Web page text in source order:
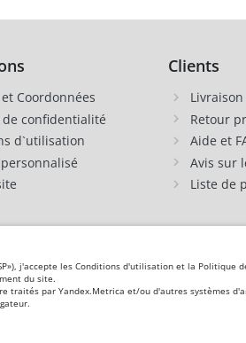
Coordonnées
confidentialité
d`utilisation
Clients
Retour
Aide et
Avis sur
Liste de
Marin, Slovénie, Îles Féroé, Finlande,France,
traiter, guérir ou prévenir une maladie. Les
j'accepte les Conditions d'utilisation et la
du site.
traités par Yandex.Metrica et/ou d'autres systèmes